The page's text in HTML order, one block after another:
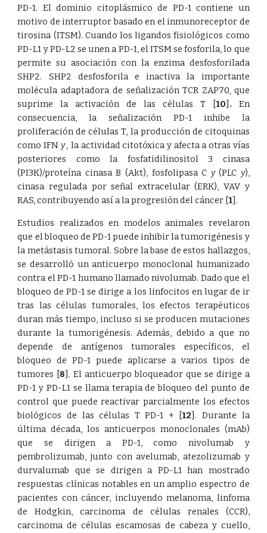
PD-1. El dominio citoplásmico de PD-1 contiene un
motivo de interruptor basado en el inmunoreceptor de
tirosina (ITSM). Cuando los ligandos fisiológicos como
PD-L1 y PD-L2 se unen a PD-1, el ITSM se fosforila, lo que
permite su asociación con la enzima desfosforilada
SHP2. SHP2 desfosforila e inactiva la importante
molécula adaptadora de señalización TCR ZAP70, que
suprime la activación de las células T
[10] . En
consecuencia, la señalización PD-1 inhibe la
proliferación de células T, la producción de citoquinas
como IFN y , la actividad citotóxica y afecta a otras vías
posteriores como la fosfatidilinositol 3 cinasa
(PI3K)/proteína cinasa B (Akt), fosfolipasa C y(PLC y),
cinasa regulada por señal extracelular (ERK), VAV y
RAS, contribuyendo así a la progresión del cáncer [1] .
Estudios realizados en modelos animales revelaron
que el bloqueo de PD-1 puede inhibir la tumorigénesis y
la metástasis tumoral. Sobre la base de estos hallazgos,
se desarrolló un anticuerpo monoclonal humanizado
contra el PD-1 humano llamado nivolumab. Dado que el
bloqueo de PD-1 se dirige a los linfocitos en lugar de ir
tras las células tumorales, los efectos terapéuticos
duran más tiempo, incluso si se producen mutaciones
durante la tumorigénesis. Además, debido a que no
depende de antígenos tumorales específicos, el
bloqueo de PD-1 puede aplicarse a varios tipos de
tumores [8] . El anticuerpo bloqueador que se dirige a
PD-1 y PD-L1 se llama terapia de bloqueo del punto de
control que puede reactivar parcialmente los efectos
biológicos de las células T PD-1 +
[12] . Durante la
última década, los anticuerpos monoclonales (mAb)
que se dirigen a PD-1, como nivolumab y
pembrolizumab, junto con avelumab, atezolizumab y
durvalumab que se dirigen a PD-L1 han mostrado
respuestas clínicas notables en un amplio espectro de
pacientes con cáncer, incluyendo melanoma, linfoma
de Hodgkin, carcinoma de células renales (CCR),
carcinoma de células escamosas de cabeza y cuello,